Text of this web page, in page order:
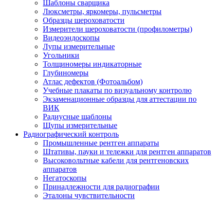
Шаблоны сварщика
Люксметры, яркомеры, пульсметры
Образцы шероховатости
Измерители шероховатости (профилометры)
Видеоэндоскопы
Лупы измерительные
Угольники
Толщиномеры индикаторные
Глубиномеры
Атлас дефектов (Фотоальбом)
Учебные плакаты по визуальному контролю
Экзаменационные образцы для аттестации по
ВИК
Радиусные шаблоны
Щупы измерительные
Радиографический контроль
Промышленные рентген аппараты
Штативы, пауки и тележки для рентген аппаратов
Высоковольтные кабели для рентгеновских
аппаратов
Негатоскопы
Принадлежности для радиографии
Эталоны чувствительности